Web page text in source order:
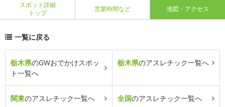
スポット詳細
トップ
営業時間など 地図・アクセス
一覧に戻る
栃木県のGWおでかけスポッ
ト一覧へ
栃木県のアスレチック一覧へ
関東のアスレチック一覧へ 全国のアスレチック一覧へ